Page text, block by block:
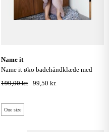
name it
name it øko badehåndklæde med
kaninører - sphinx
199,00 kr. 99,50 kr.
One size